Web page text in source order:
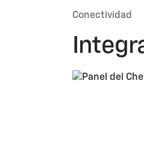
Conectividad